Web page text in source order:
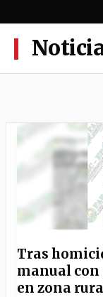
al
contenido
Tras
manual
en zona